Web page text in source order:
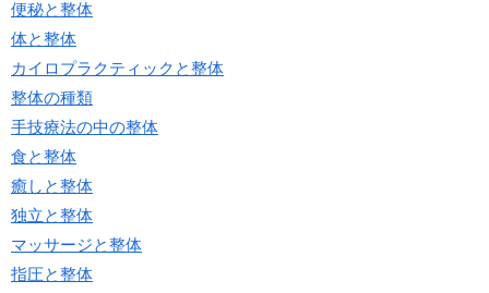
便秘と整体
体と整体
カイロプラクティックと整体
整体の種類
手技療法の中の整体
食と整体
癒しと整体
独立と整体
マッサージと整体
指圧と整体